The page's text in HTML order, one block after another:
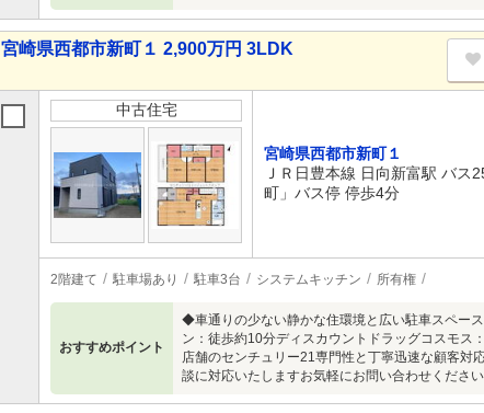
宮崎県西都市新町１ 2,900万円 3LDK
中古住宅
宮崎県西都市新町１
ＪＲ日豊本線 日向新富駅 バス
町」バス停 停歩4分
2階建て 駐車場あり 駐車3台 システムキッチン 所有権
おすすめポイント
◆車通りの少ない静かな住環境と広い駐車スペー
ン：徒歩約10分ディスカウントドラッグコスモス
店舗のセンチュリー21専門性と丁寧迅速な顧客対
談に対応いたしますお気軽にお問い合わせくださ